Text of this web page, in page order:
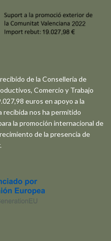
de la Conselleria de
Comercio y Trabajo
euros en apoyo a la
recibida nos ha permitido
la promoción internacional de
de la presencia de